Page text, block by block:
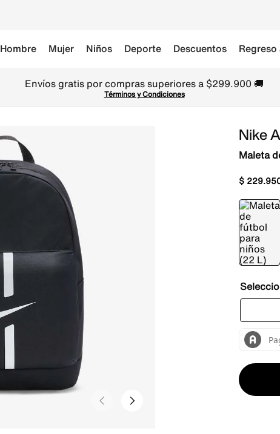
Hombre Mujer Niños Deporte Descuentos Regreso
Envíos gratis por compras superiores a $299.900 🚚
Términos y Condiciones
Nike
Maleta
$ 229.